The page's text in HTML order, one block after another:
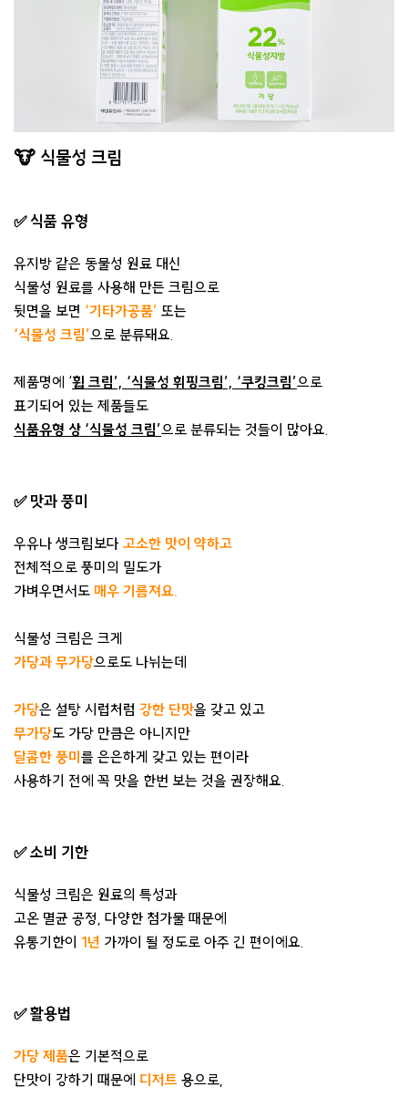
🐮 식물성 크림
✅ 식품 유형
유지방 같은 동물성 원료 대신
식물성 원료를 사용해 만든 크림으로
뒷면을 보면 ‘기타가공품’ 또는
‘식물성 크림’으로 분류돼요.
제품명에 ‘휩 크림’, ‘식물성 휘핑크림’, ‘쿠킹크림’으로
표기되어 있는 제품들도
식품유형 상 ‘식물성 크림’으로 분류되는 것들이 많아요.
✅ 맛과 풍미
우유나 생크림보다 고소한 맛이 약하고
전체적으로 풍미의 밀도가
가벼우면서도 매우 기름져요.
식물성 크림은 크게
가당과 무가당으로도 나뉘는데
가당은 설탕 시럽처럼 강한 단맛을 갖고 있고
무가당도 가당 만큼은 아니지만
달콤한 풍미 를 은은하게 갖고 있는 편이라
사용하기 전에 꼭 맛을 한번 보는 것을 권장해요.
✅ 소비 기한
식물성 크림은 원료의 특성과
고온 멸균 공정, 다양한 첨가물 때문에
유통기한이 1년 가까이 될 정도로 아주 긴 편이에요.
✅활용법
가당 제품은 기본적으로
단맛이 강하기 때문에 디저트 용으로,